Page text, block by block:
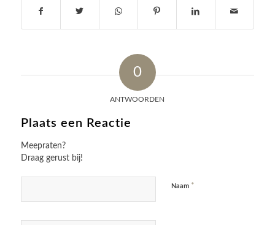
0
ANTWOORDEN
Plaats een Reactie
Meepraten?
Draag gerust bij!
Naam *